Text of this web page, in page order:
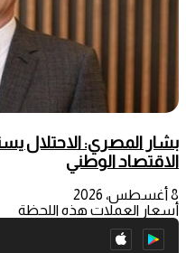
بشار المصري: الاحتلال
الاقتصاد الوطني
8 أغسطس، 2026
أسعار العملات هذه اللحظة